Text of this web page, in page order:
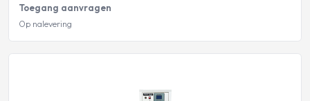
Toegang aanvragen
Op nalevering